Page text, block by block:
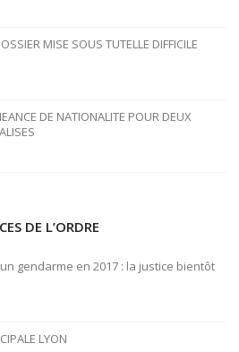
MISE SOUS TUTELLE DIFFICILE
DE NATIONALITE POUR DEUX
DE L’ORDRE
gendarme en 2017 : la justice bientôt
LYON